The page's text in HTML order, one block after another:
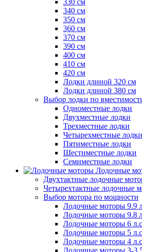
330 см
340 см
350 см
360 см
370 см
390 см
400 см
410 см
420 см
Лодки длиной 320 см
Лодки длиной 380 см
Выбор лодки по
Одноместные лодки
Двухместные лодки
Трехместные лодки
Четырехместные лодки
Пятиместные лодки
Шестиместные лодки
Семиместные лодки
Лодочные
Двухтактные лодочные
Четырехтактные лодочные
Выбор мотора по мощности
Лодочные моторы 9.9
Лодочные моторы 9.8
Лодочные моторы 6
Лодочные моторы 5
Лодочные моторы 4
Лодочные моторы 3-